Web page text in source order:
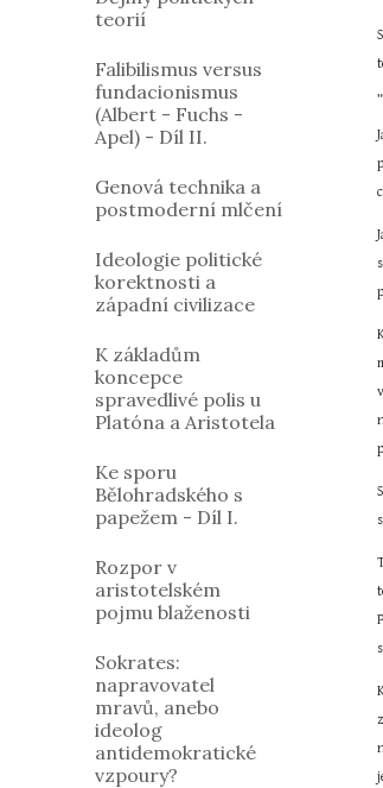
teorií
Falibilismus versus
fundacionismus
(Albert - Fuchs -
Apel) - Díl II.
Genová technika a
postmoderní mlčení
Ideologie politické
korektnosti a
západní civilizace
K základům
koncepce
spravedlivé polis u
Platóna a Aristotela
Ke sporu
Bělohradského s
papežem - Díl I.
Rozpor v
aristotelském
pojmu blaženosti
Sokrates:
napravovatel
mravů, anebo
ideolog
antidemokratické
vzpoury?